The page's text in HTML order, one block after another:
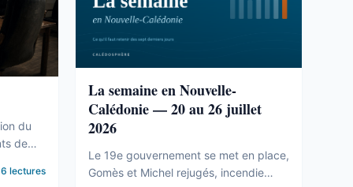
du
de
bloc
lectures
La semaine en Nouvelle-
Calédonie — 20 au 26 juillet
2026
Le 19e gouvernement se met en place,
Gomès et Michel rejugés, incendie